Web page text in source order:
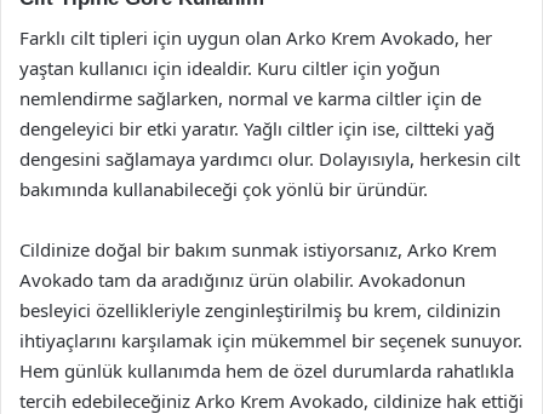
Farklı cilt tipleri için uygun olan Arko Krem Avokado, her
yaştan kullanıcı için idealdir. Kuru ciltler için yoğun
nemlendirme sağlarken, normal ve karma ciltler için de
dengeleyici bir etki yaratır. Yağlı ciltler için ise, ciltteki yağ
dengesini sağlamaya yardımcı olur. Dolayısıyla, herkesin cilt
bakımında kullanabileceği çok yönlü bir üründür.
Cildinize doğal bir bakım sunmak istiyorsanız, Arko Krem
Avokado tam da aradığınız ürün olabilir. Avokadonun
besleyici özellikleriyle zenginleştirilmiş bu krem, cildinizin
ihtiyaçlarını karşılamak için mükemmel bir seçenek sunuyor.
Hem günlük kullanımda hem de özel durumlarda rahatlıkla
tercih edebileceğiniz Arko Krem Avokado, cildinize hak ettiği